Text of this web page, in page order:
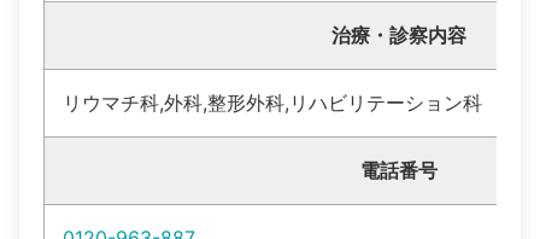
治療・診察内容
リウマチ科,外科,整形外科,リハビリテーション科
電話番号